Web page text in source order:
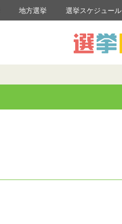
地方選挙 選挙スケジュール